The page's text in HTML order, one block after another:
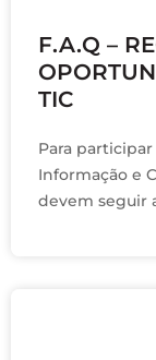
F.A.Q –
TIC
Para
Informação e
devem seguir